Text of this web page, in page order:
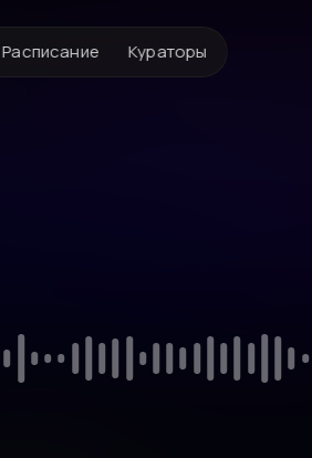
Расписание Кураторы